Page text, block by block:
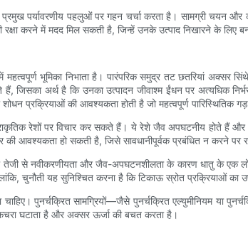
प्रमुख पर्यावरणीय पहलुओं पर गहन चर्चा करता है। सामग्री
करने में मदद मिल सकती है, जिन्हें उनके उत्पाद निखारने के लिए
भूमिका निभाता है। पारंपरिक समुद्र तट छतरियां
जिसका अर्थ है कि उनका उत्पादन जीवाश्म ईंधन पर अत्यधिक
प्रक्रियाओं की आवश्यकता होती है जो महत्वपूर्ण पारिस्थितिक
रेशों पर विचार कर सकते हैं। ये रेशे जैव अपघटनीय होते हैं
की आवश्यकता हो सकती है, जिसे सावधानीपूर्वक प्रबंधित न करने पर
तेजी से नवीकरणीयता और जैव-अपघटनशीलता के कारण धातु के एक
चुनौती यह सुनिश्चित करना है कि टिकाऊ स्रोत प्रक्रियाओं का
पुनर्चक्रित सामग्रियों—जैसे पुनर्चक्रित एल्युमीनियम या
घटाता है और अक्सर ऊर्जा की बचत करता है।